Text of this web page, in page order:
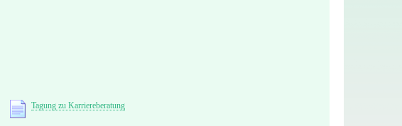
Tagung zu Karriereberatung